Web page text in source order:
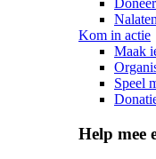
Kom in actie
Maak
Speel
Help mee